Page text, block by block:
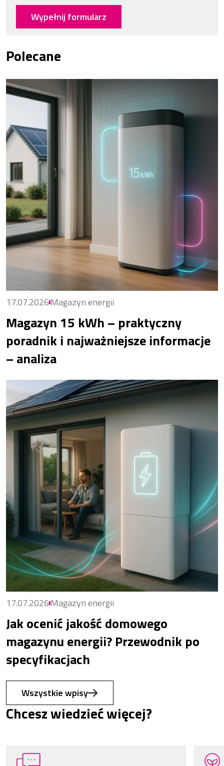
Wypełnij formularz
Polecane
17.07.2026Magazyn energii
Magazyn 15 kWh – praktyczny
poradnik i najważniejsze informacje
– analiza
17.07.2026Magazyn energii
Jak ocenić jakość domowego
magazynu energii? Przewodnik po
specyfikacjach
Wszystkie wpisy
Chcesz wiedzieć więcej?